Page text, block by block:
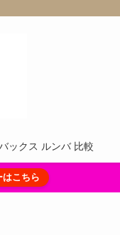
ックス ルンバ 比較
はこちら